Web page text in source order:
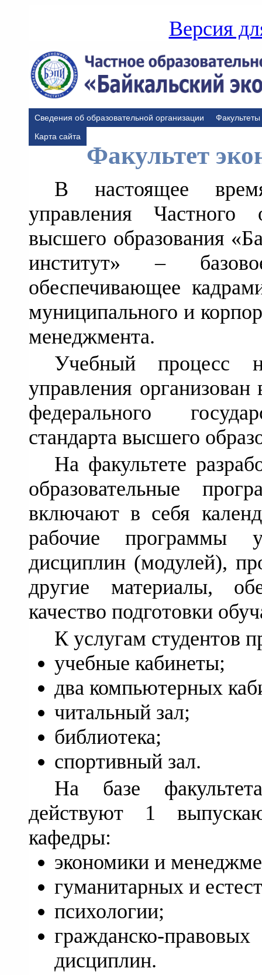
Версия
Сведения об образовательной организации
Факультеты
Карта сайта
Факультет
В настоящее
управления Частного
высшего образования
институт» –
обеспечивающее
муниципального и
менеджмента.
Учебный процесс
управления
федерального
стандарта высшего
На факультете
образовательные
включают в себя
рабочие программы
дисциплин (модулей),
другие материалы,
качество подготовки
К услугам студентов
учебные кабинеты;
два компьютерных
читальный зал;
библиотека;
спортивный зал.
На базе
действуют 1
кафедры:
экономики и
гуманитарных и
психологии;
гражданско-
дисциплин.